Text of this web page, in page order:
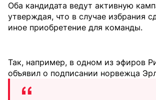
Оба кандидата ведут активную
утверждая, что в случае избрания
иное приобретение для команды.
Так, например, в одном из эфиров
объявил о подписании норвежца